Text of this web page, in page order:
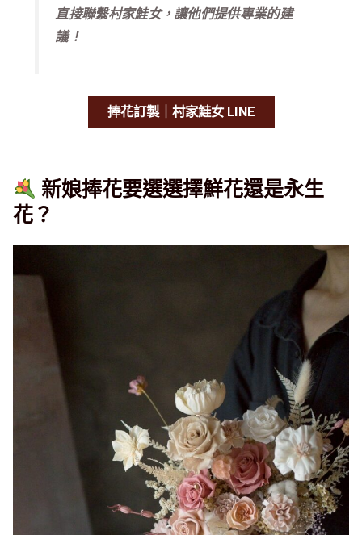
直接聯繫村家鮭女，讓他們提供專業的建
議！
捧花訂製｜村家鮭女 LINE
新娘捧花要選選擇鮮花還是永生
花？